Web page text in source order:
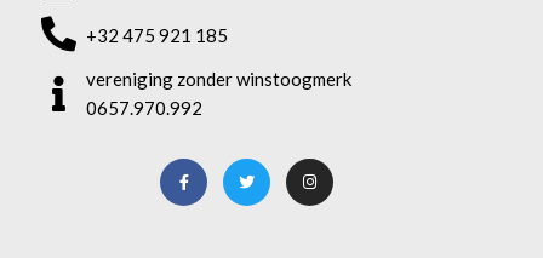
+32 475 921 185
vereniging zonder winstoogmerk
0657.970.992